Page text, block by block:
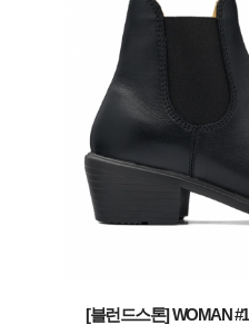
[블런드스톤] WOMAN